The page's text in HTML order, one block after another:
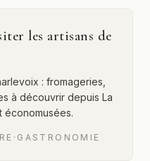
les artisans de
: fromageries,
à découvrir depuis La
économusées.
· GASTRONOMIE